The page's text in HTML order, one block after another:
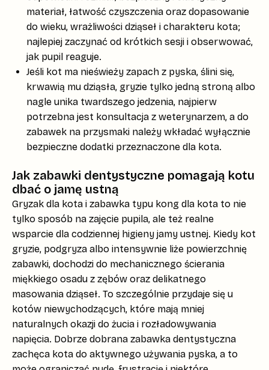
materiał, łatwość czyszczenia oraz dopasowanie
do wieku, wrażliwości dziąseł i charakteru kota;
najlepiej zaczynać od krótkich sesji i obserwować,
jak pupil reaguje.
Jeśli kot ma nieświeży zapach z pyska, ślini się,
krwawią mu dziąsła, gryzie tylko jedną stroną albo
nagle unika twardszego jedzenia, najpierw
potrzebna jest konsultacja z weterynarzem, a do
zabawek na przysmaki należy wkładać wyłącznie
bezpieczne dodatki przeznaczone dla kota.
Jak zabawki dentystyczne pomagają kotu
dbać o jamę ustną
Gryzak dla kota i zabawka typu kong dla kota to nie
tylko sposób na zajęcie pupila, ale też realne
wsparcie dla codziennej higieny jamy ustnej. Kiedy kot
gryzie, podgryza albo intensywnie liże powierzchnię
zabawki, dochodzi do mechanicznego ścierania
miękkiego osadu z zębów oraz delikatnego
masowania dziąseł. To szczególnie przydaje się u
kotów niewychodzących, które mają mniej
naturalnych okazji do żucia i rozładowywania
napięcia. Dobrze dobrana zabawka dentystyczna
zachęca kota do aktywnego używania pyska, a to